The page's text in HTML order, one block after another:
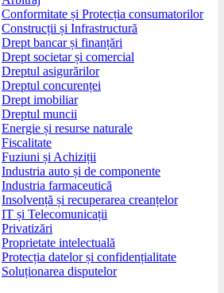
Conformitate și Protecția consumatorilor
Construcții și Infrastructură
Drept bancar și finanțări
Drept societar și comercial
Dreptul asigurărilor
Dreptul concurenței
Drept imobiliar
Dreptul muncii
Energie și resurse naturale
Fiscalitate
Fuziuni și Achiziții
Industria auto și de componente
Industria farmaceutică
Insolvență și recuperarea creanțelor
IT și Telecomunicații
Privatizări
Proprietate intelectuală
Protecția datelor și confidențialitate
Soluționarea disputelor